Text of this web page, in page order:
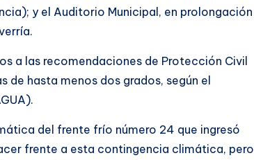
y el Auditorio Municipal, en prolongación
a las recomendaciones de Protección Civil
de hasta menos dos grados, según el
del frente frío número 24 que ingresó
frente a esta contingencia climática, pero